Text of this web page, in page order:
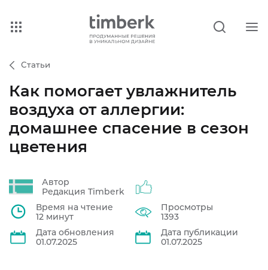
Статьи
Как помогает увлажнитель
воздуха от аллергии:
домашнее спасение в сезон
цветения
Автор
Редакция Timberk
Время на чтение
12 минут
Просмотры
1393
Дата обновления
01.07.2025
Дата публикации
01.07.2025